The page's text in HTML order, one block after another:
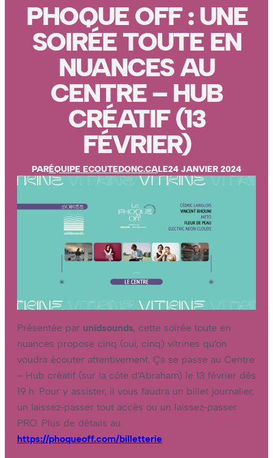
PHOQUE OFF : UNE
SOIRÉE TOUTE EN
NUANCES AU
CENTRE – HUB
CRÉATIF (13
FÉVRIER)
PARÉQUIPE ECOUTEDONC.CALE24 JANVIER 2024
Présentée par unïdsounds, cette soirée toute en
nuances propose cinq (oui, cinq) vitrines qu’on
voudra écouter attentivement. Ça se passe au Centre
– Hub créatif (sur la côte d’Abraham) le 13 février dès
19 h. Pour y assister, il vous faudra un billet journalier,
un laissez-passer tout accès ou un laissez-passer
PRO. Plus de détails au
https://phoqueoff.com/billetterie